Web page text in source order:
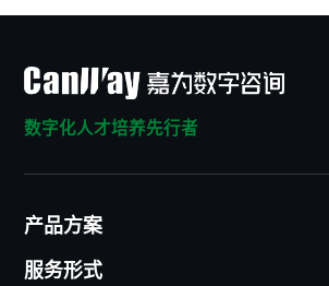
数字化人才培养先行者
产品方案
服务形式